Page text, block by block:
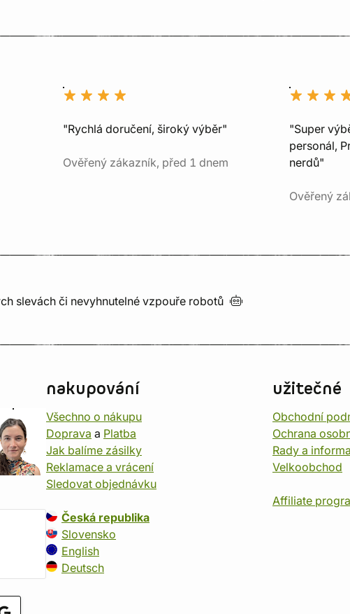
"Rychlá doručení, široký výběr"
Ověřený zákazník, před 1 dnem
"Super
personál,
nerdů"
Ověřený
slevách či nevyhnutelné vzpouře robotů
nakupování
Všechno o nákupu
Doprava a Platba
Jak balíme zásilky
Reklamace a vrácení
Sledovat objednávku
Česká republika
Slovensko
English
Deutsch
užitečné
Obchodní
Ochrana
Rady a
Velkoobchod
Affiliate